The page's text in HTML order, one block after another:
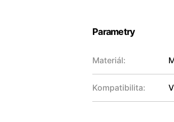
Parametry
Materiál:
Kompatibilita: